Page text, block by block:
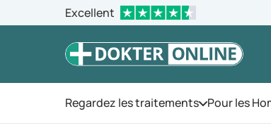
Excellent
Regardez les traitementsOuvrez le
Pour les